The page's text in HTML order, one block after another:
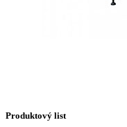
Produktový list